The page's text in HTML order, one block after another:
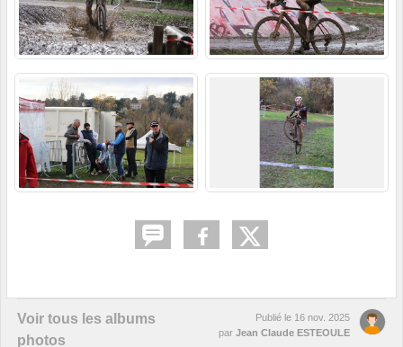
Voir tous les albums
photos
Publié le 16 nov. 2025
par Jean Claude ESTEOULE